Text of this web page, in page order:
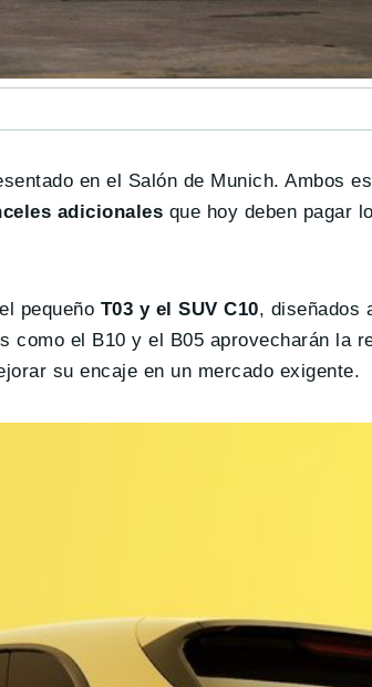
en el Salón de Munich. Ambos
adicionales que hoy deben pagar
pequeño T03 y el SUV C10, diseñados
como el B10 y el B05 aprovecharán la
su encaje en un mercado exigente.